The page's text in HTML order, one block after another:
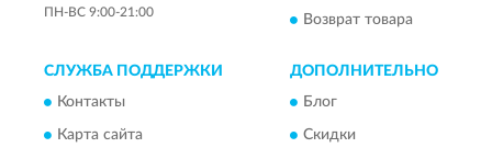
ПН-ВС 9:00-21:00
Возврат товара
СЛУЖБА ПОДДЕРЖКИ
Контакты
Карта сайта
ДОПОЛНИТЕЛЬНО
Блог
Скидки